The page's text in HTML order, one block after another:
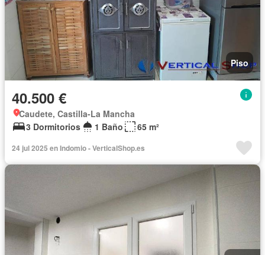
Piso
40.500 €
Caudete, Castilla-La Mancha
3 Dormitorios
1 Baño 65 m²
24 jul 2025 en Indomio - VerticalShop.es